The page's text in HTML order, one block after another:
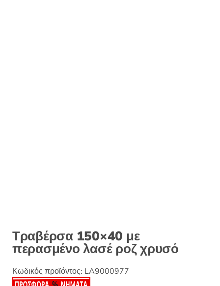
Τραβέρσα 150×40 με
περασμένο λασέ ροζ χρυσό
Κωδικός προϊόντος: LA9000977